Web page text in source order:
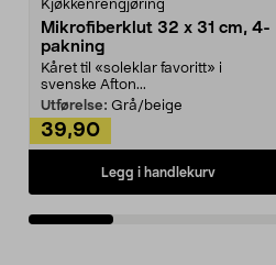
Kjøkkenrengjøring
Mikrofiberklut 32 x 31 cm, 4-
pakning
Kåret til «soleklar favoritt» i
svenske Afton...
Utførelse: Grå/beige
39,90
Legg i handlekurv